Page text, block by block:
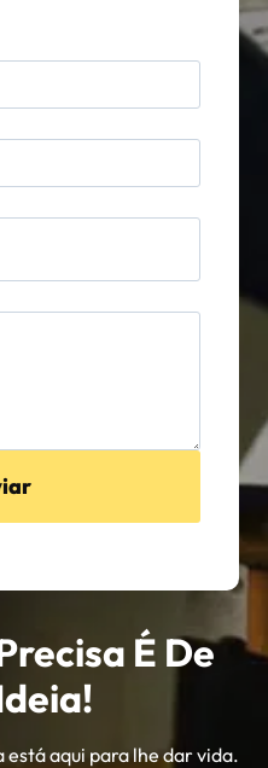
É De
está aqui para lhe dar vida.